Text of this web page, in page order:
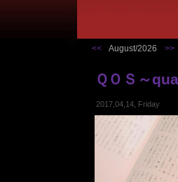
<< August/2026 >>
ＱＯＳ～
2017,04,14, Friday